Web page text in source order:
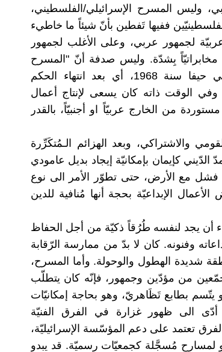
وليس المسرح الإسرائيلي/الفلسطيني،
ففيها تَفطين بأنّ شيئاً ما خاطيء
لجمهور عربي، وعلى الأغلب لجمهور
مخابراتيّاً بِشدّة. وليس صدفة أنّ "المسرح
النّاهض" على سبيل المثال تأسس في حيفا سنة 1968، أي بعد انتهاء الحكم
الوقت ذاته كان يسعى لإنتاج أعمال
من الخارج عربيّاً او أجنبيّاً، بالقدر
والاشتراكي، وبعد الهزائم الـمُتكَرِّرة
كإيمان بإمكانيّة إيجاد بديل عامودي
فشل مع الأرض، حتى تطوّر الأمر الى نوع
الإبداعيّة بحجة أنها مُنافية للدين
أن يجد لنفسه طُرُقاً ذكيّة من أجل الحفاظ
وفنونه. كان لا بدّ من ممارسة الرّقابة
شديدة الهطول والوحولة. وأما المسرح،
من مؤدّين وجمهور، فإنّه كان يتطلّب
بطابع تَظَاهريّ، وهو بحاجة إمكانيّات
أدّى الى ظهور غزارة في الفرق الفنيّة
تعتمد على دعم المؤسّسة الإسرائيليّة،
مُسجَّلة كجمعيّات رسميّة. قد يبدو